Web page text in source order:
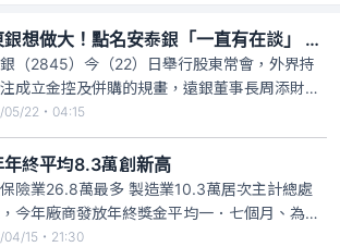
遠東銀想做大！點名安泰銀「一直有在談」 董座周添財：卡在價格與股東分歧
（2845）今（22）日舉行股東常會，外界持
成立金控及併購的規畫，遠銀董事長周添財坦
然持續進行，但市場上可併購的標的不多，過
過國票金（2889）、安泰銀（2849），隨著
控經營權，國票金「大概是沒什麼太大機
至於安泰銀則是｢一直有在談」，但坦言總卡
格」及對方股
05/22・04:15
年終平均8.3萬創新高
險業26.8萬最多 製造業10.3萬居次主計總處
今年廠商發放年終獎金平均一．七個月、為歷
高，金額平均八．二七萬元、創歷年新高；各
04/15・21:30